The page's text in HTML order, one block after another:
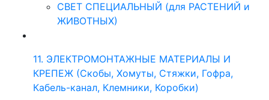
СВЕТ СПЕЦИАЛЬНЫЙ (для РАСТЕНИЙ и
ЖИВОТНЫХ)
11. ЭЛЕКТРОМОНТАЖНЫЕ МАТЕРИАЛЫ И
КРЕПЕЖ (Скобы, Хомуты, Стяжки, Гофра,
Кабель-канал, Клемники, Коробки)